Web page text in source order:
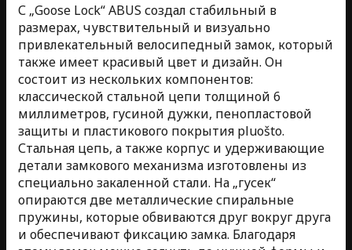
С „Goose Lock“ ABUS создал стабильный в
размерах, чувствительный и визуально
привлекательный велосипедный замок, который
также имеет красивый цвет и дизайн. Он
состоит из нескольких компонентов:
классической стальной цепи толщиной 6
миллиметров, гусиной дужки, пенопластовой
защиты и пластикового покрытия pluošto.
Стальная цепь, а также корпус и удерживающие
детали замкового механизма изготовлены из
специально закаленной стали. На „гусек“
опираются две металлические спиральные
пружины, которые обвиваются друг вокруг друга
и обеспечивают фиксацию замка. Благодаря